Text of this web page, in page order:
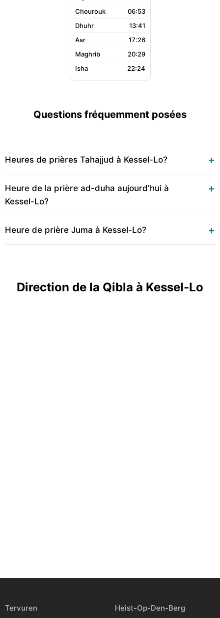
06:53
13:41
17:26
20:29
22:24
Questions fréquemment posées
Heures de prières Tahajjud à Kessel-Lo?
Heure de la prière ad-duha aujourd'hui à
Kessel-Lo?
Heure de prière Juma à Kessel-Lo?
Direction de la Qibla à Kessel-Lo
Tervuren
Heist-Op-Den-Berg